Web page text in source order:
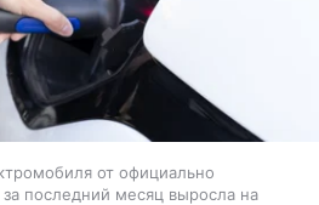
от официально
последний месяц выросла на